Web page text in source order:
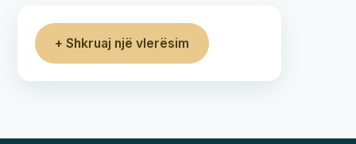
+ Shkruaj një vlerësim